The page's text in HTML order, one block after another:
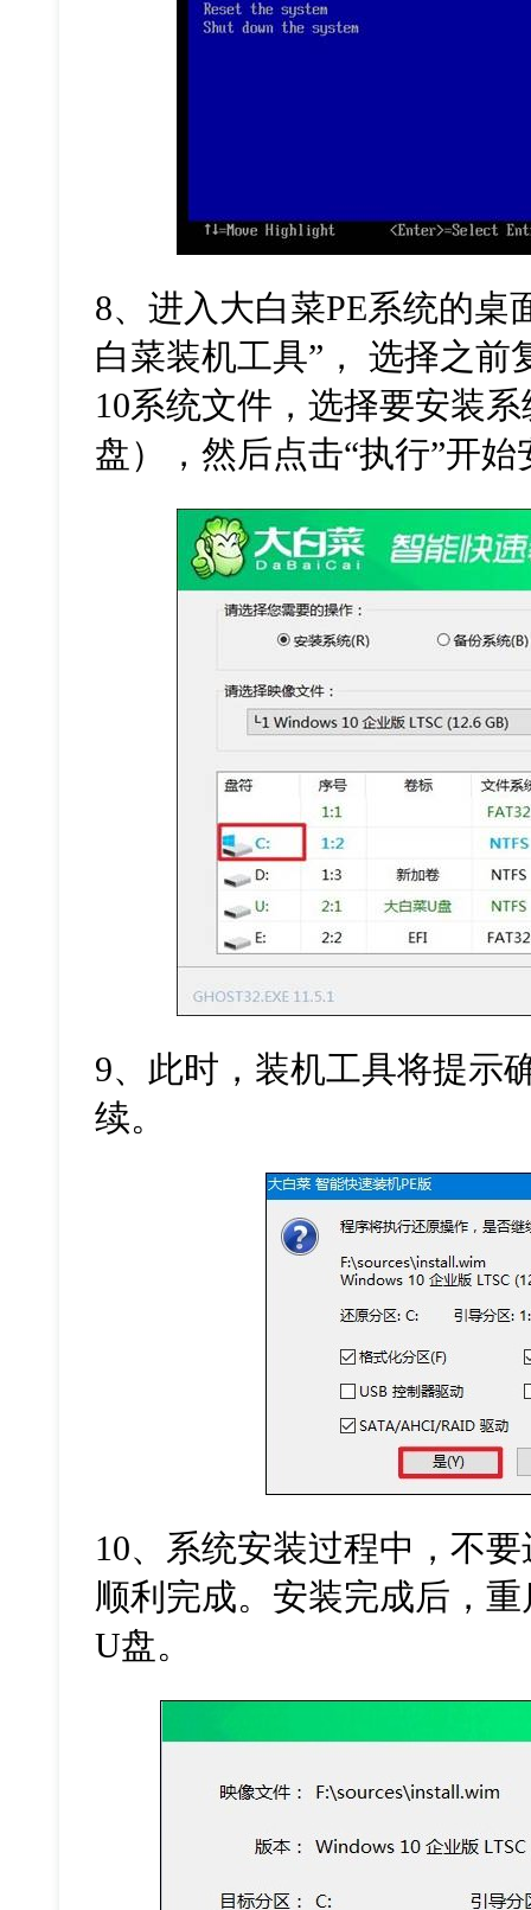
8、进入大白菜PE系统的桌
白菜装机工具” ， 选择之前
10系统文件，选择要安装
盘），然后点击“执行”开始
9、此时，装机工具将提示
续。
10、系统安装过程中，不
顺利完成。安装完成后，
U盘。